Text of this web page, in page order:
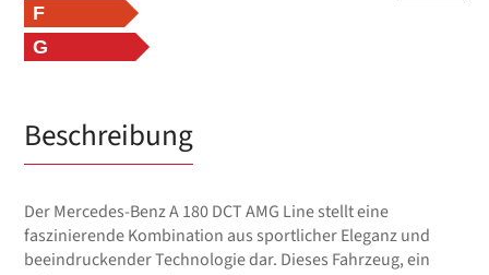
F
G
Beschreibung
Der Mercedes-Benz A 180 DCT AMG Line stellt eine
faszinierende Kombination aus sportlicher Eleganz und
beeindruckender Technologie dar. Dieses Fahrzeug, ein